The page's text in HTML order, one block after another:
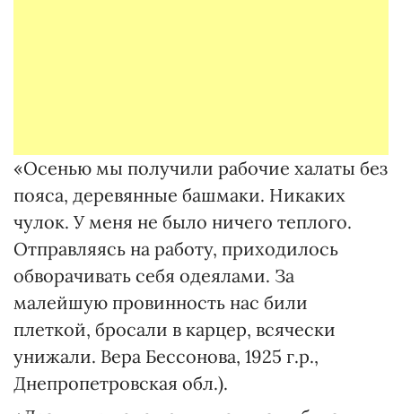
«Осенью мы получили рабочие халаты без
пояса, деревянные башмаки. Никаких
чулок. У меня не было ничего теплого.
Отправляясь на работу, приходилось
обворачивать себя одеялами. За
малейшую провинность нас били
плеткой, бросали в карцер, всячески
унижали. Вера Бессонова, 1925 г.р.,
Днепропетровская обл.).